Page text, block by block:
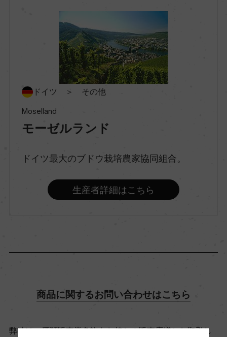
村名
スティルワイン
アルコール度数
ドイツ ＞ その他
Moselland
モーゼルランド
ドイツ最大のブドウ栽培農家協同組合。
生産者詳細はこちら
商品に関するお問い合わせはこちら
弊社は、酒類販売業免許をお持ちの販売店様とお取引し